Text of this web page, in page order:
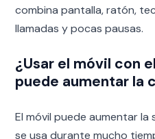
combina pantalla, ratón,
llamadas y pocas pausas.
¿Usar el móvil con
puede aumentar la
El móvil puede aumentar
se usa durante mucho